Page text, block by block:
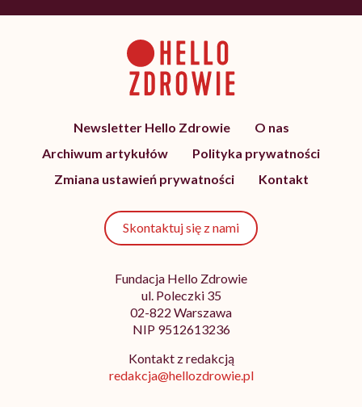
Newsletter Hello Zdrowie
O nas
Archiwum artykułów
Polityka prywatności
Zmiana ustawień prywatności
Kontakt
Skontaktuj się z nami
Fundacja Hello Zdrowie
ul. Poleczki 35
02-822 Warszawa
NIP 9512613236
Kontakt z redakcją
redakcja@hellozdrowie.pl